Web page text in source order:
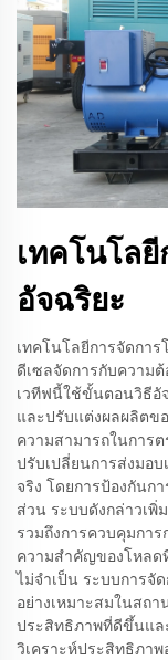
เทคโนโล
อัจฉริยะ
เทคโนโลยีการจัดกา
ดีเซลจัดการกับความ
เวทีฟนี้ใช้ขั้นตอนวิธีอั
และปรับแต่งผลผลิตข
ความสามารถในการ
ปรับเปลี่ยนการส่งมอบ
จริง โดยการป้องกันก
ส่วน ระบบดังกล่าวเพิ่
รวมถึงการควบคุมกา
ความสำคัญของโหล
ไม่จำเป็น ระบบการจั
อย่างเหมาะสมในสถ
ประสิทธิภาพที่ดีขึ้นแล
วิเคราะห์ประสิทธิภา